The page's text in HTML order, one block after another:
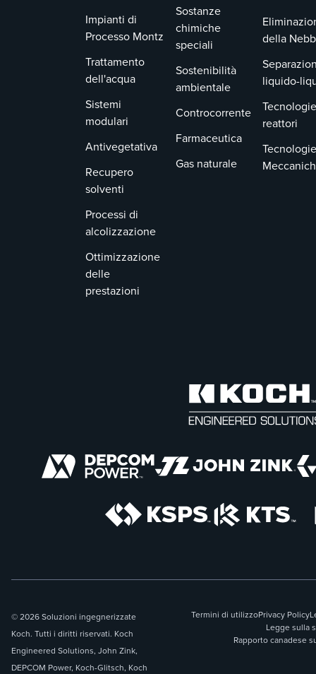
Impianti di
Processo Montz
Trattamento
dell'acqua
Sistemi
modulari
Antivegetativa
Recupero
solventi
Processi di
alcolizzazione
Ottimizzazione
delle
prestazioni
Sostanze
chimiche
speciali
Sostenibilità
ambientale
Controcorrente
Farmaceutica
Gas naturale
della
liquido-
reattori
Tecnologie
© 2026 Soluzioni ingegnerizzate
Koch. Tutti i diritti riservati. Koch
Engineered Solutions, John Zink,
DEPCOM Power, Koch-Glitsch, Koch
Termini di utilizzoPrivacy Policy
Legge sulla
Rapporto canadese